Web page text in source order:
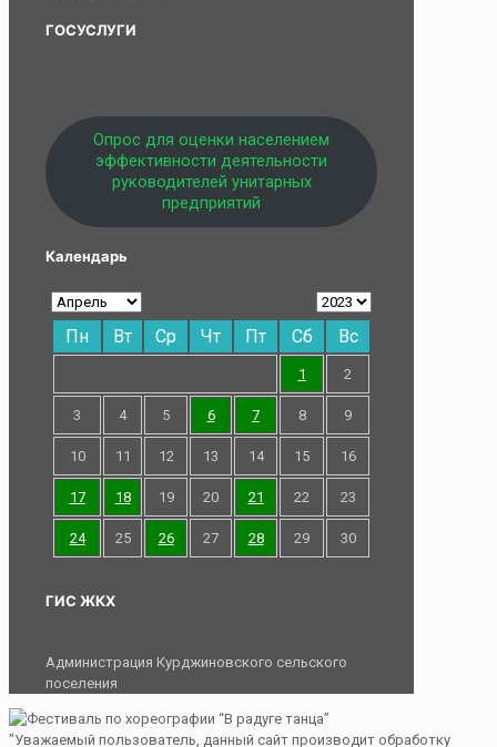
ГОСУСЛУГИ
Опрос для оценки населением
эффективности деятельности
руководителей унитарных
предприятий
Календарь
Пн Вт Ср Чт Пт Сб Вс
1 2
3 4 5 6 7 8 9
10 11 12 13 14 15 16
17 18 19 20 21 22 23
24 25 26 27 28 29 30
ГИС ЖКХ
Администрация Курджиновского сельского
поселения
"Уважаемый пользователь, данный сайт производит обработку